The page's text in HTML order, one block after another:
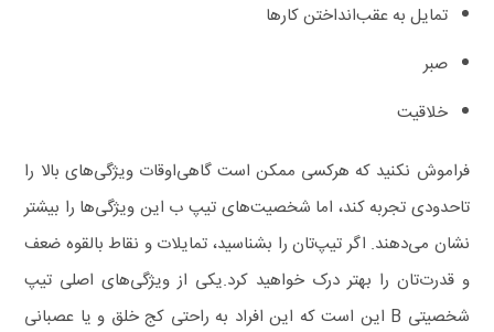
تمایل به عقب‌انداختن کارها
صبر
خلاقیت
فراموش نکنید که هرکسی ممکن است گاهی‌اوقات ویژگی‌های بالا را
تاحدودی تجربه کند، اما شخصیت‌های تیپ ب این ویژگی‌ها را بیشتر
نشان می‌دهند. اگر تیپ‌تان را بشناسید، تمایلات‌ و نقاط بالقوه ضعف
و قدرت‌تان را بهتر درک خواهید کرد.یکی از ویژگی‌های اصلی تیپ
شخصیتی B این است که این افراد به راحتی کج خلق و یا عصبانی